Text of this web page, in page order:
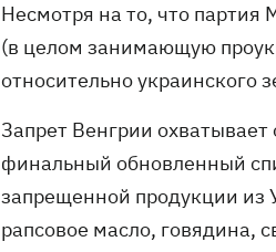
Несмотря на то, что партия
(в целом занимающую
относительно украинского
Запрет Венгрии охватывает
финальный обновленный
запрещенной продукции из
рапсовое масло, говядина,